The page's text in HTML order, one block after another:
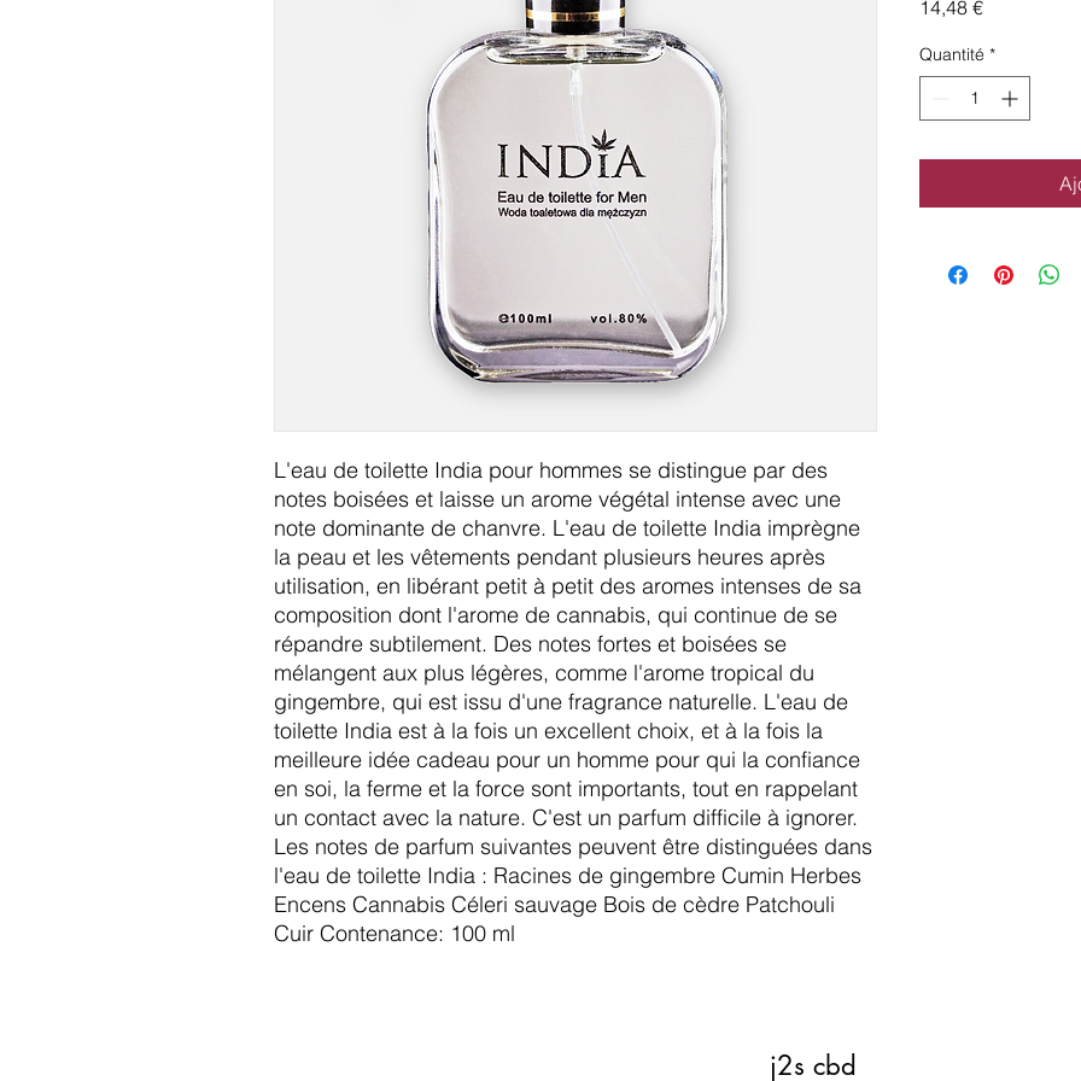
L'eau de toilette India pour hommes se distingue par des
notes boisées et laisse un arome végétal intense avec une
note dominante de chanvre. L'eau de toilette India imprègne
la peau et les vêtements pendant plusieurs heures après
utilisation, en libérant petit à petit des aromes intenses de sa
composition dont l'arome de cannabis, qui continue de se
répandre subtilement. Des notes fortes et boisées se
mélangent aux plus légères, comme l'arome tropical du
gingembre, qui est issu d'une fragrance naturelle. L'eau de
toilette India est à la fois un excellent choix, et à la fois la
meilleure idée cadeau pour un homme pour qui la confiance
en soi, la ferme et la force sont importants, tout en rappelant
un contact avec la nature. C'est un parfum difficile à ignorer.
Les notes de parfum suivantes peuvent être distinguées dans
l'eau de toilette India : Racines de gingembre Cumin Herbes
Encens Cannabis Céleri sauvage Bois de cèdre Patchouli
Cuir Contenance: 100 ml
14,48 €Prix
Quantité *
j2s cbd